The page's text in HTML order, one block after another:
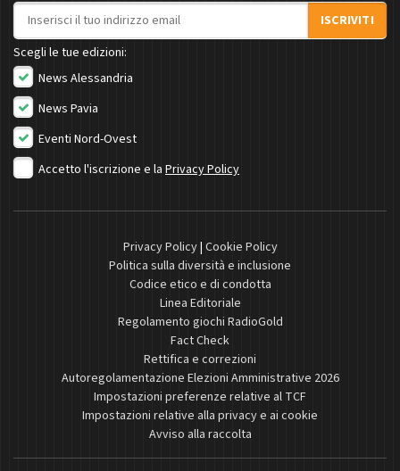
Indirizzo email
ISCRIVITI
Scegli le tue edizioni:
News Alessandria
News Pavia
Eventi Nord-Ovest
Accetto l'iscrizione e la Privacy Policy
Privacy Policy| Cookie Policy
Politica sulla diversità e inclusione
Codice etico e di condotta
Linea Editoriale
Regolamento giochi RadioGold
Fact Check
Rettifica e correzioni
Autoregolamentazione Elezioni Amministrative 2026
Impostazioni preferenze relative al TCF
Impostazioni relative alla privacy e ai cookie
Avviso alla raccolta